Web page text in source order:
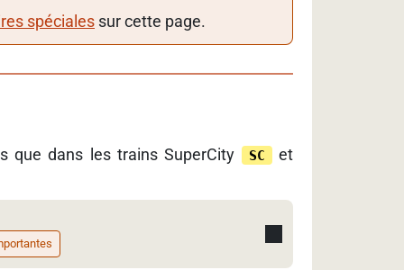
spéciales sur cette page.
que dans les trains SuperCity SC et